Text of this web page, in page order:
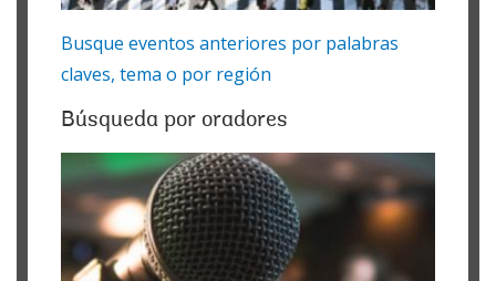
Busque eventos anteriores por palabras
claves, tema o por región
Búsqueda por oradores